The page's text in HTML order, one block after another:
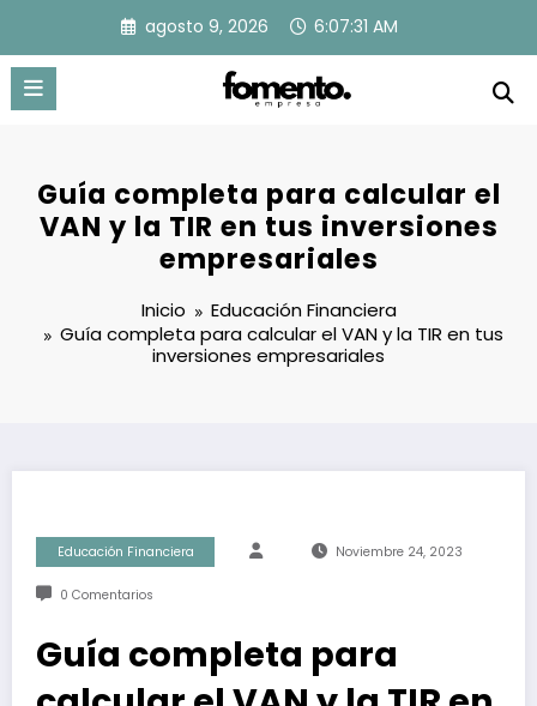
contenido
agosto 9, 2026 6:07:32 AM
Guía completa para calcular el
VAN y la TIR en tus inversiones
empresariales
Inicio
Educación Financiera
Guía completa para calcular el VAN y la TIR en tus
inversiones empresariales
Educación Financiera Noviembre 24, 2023
0 Comentarios
Guía completa para